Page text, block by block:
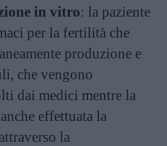
in vitro: la paziente
per la fertilità che
produzione e
che vengono
dai medici mentre la
effettuata la
la